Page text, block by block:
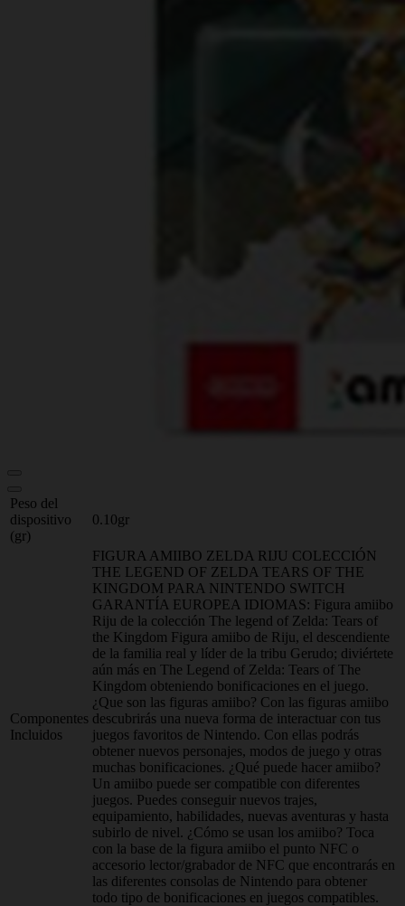
Peso del
dispositivo
(gr)
0.10gr
Componentes
Incluidos
FIGURA AMIIBO ZELDA RIJU COLECCIÓN
THE LEGEND OF ZELDA TEARS OF THE
KINGDOM PARA NINTENDO SWITCH
GARANTÍA EUROPEA IDIOMAS: Figura amiibo
Riju de la colección The legend of Zelda: Tears of
the Kingdom Figura amiibo de Riju, el descendiente
de la familia real y líder de la tribu Gerudo; diviértete
aún más en The Legend of Zelda: Tears of The
Kingdom obteniendo bonificaciones en el juego.
¿Que son las figuras amiibo? Con las figuras amiibo
descubrirás una nueva forma de interactuar con tus
juegos favoritos de Nintendo. Con ellas podrás
obtener nuevos personajes, modos de juego y otras
muchas bonificaciones. ¿Qué puede hacer amiibo?
Un amiibo puede ser compatible con diferentes
juegos. Puedes conseguir nuevos trajes,
equipamiento, habilidades, nuevas aventuras y hasta
subirlo de nivel. ¿Cómo se usan los amiibo? Toca
con la base de la figura amiibo el punto NFC o
accesorio lector/grabador de NFC que encontrarás en
las diferentes consolas de Nintendo para obtener
todo tipo de bonificaciones en juegos compatibles.